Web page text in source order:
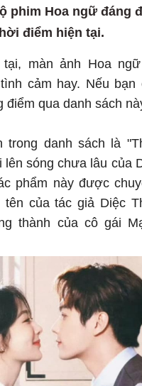
phim Hoa ngữ đáng
điểm hiện tại.
tại, màn ảnh Hoa
cảm hay. Nếu bạn
điểm qua danh sách
trong danh sách là
lên sóng chưa lâu của
phẩm này được
tên của tác giả Diệc
thành của cô gái